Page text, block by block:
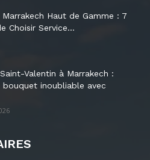
Haut de Gamme : 7
Choisir Service...
Valentin à Marrakech :
inoubliable avec